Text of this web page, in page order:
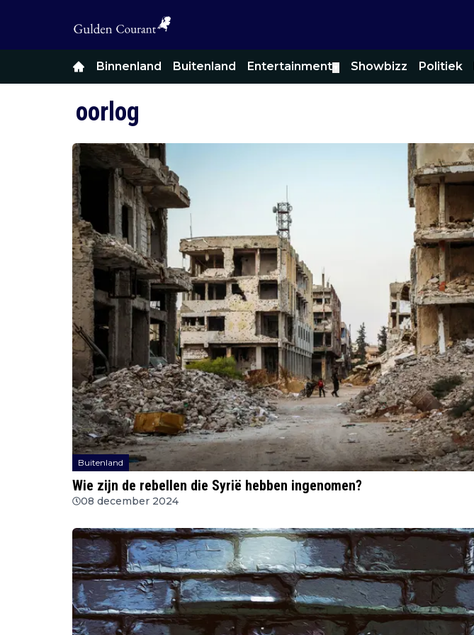
Binnenland Buitenland Entertainment Showbizz Politiek
oorlog
Buitenland
Wie zijn de rebellen die Syrië hebben ingenomen?
08 december 2024